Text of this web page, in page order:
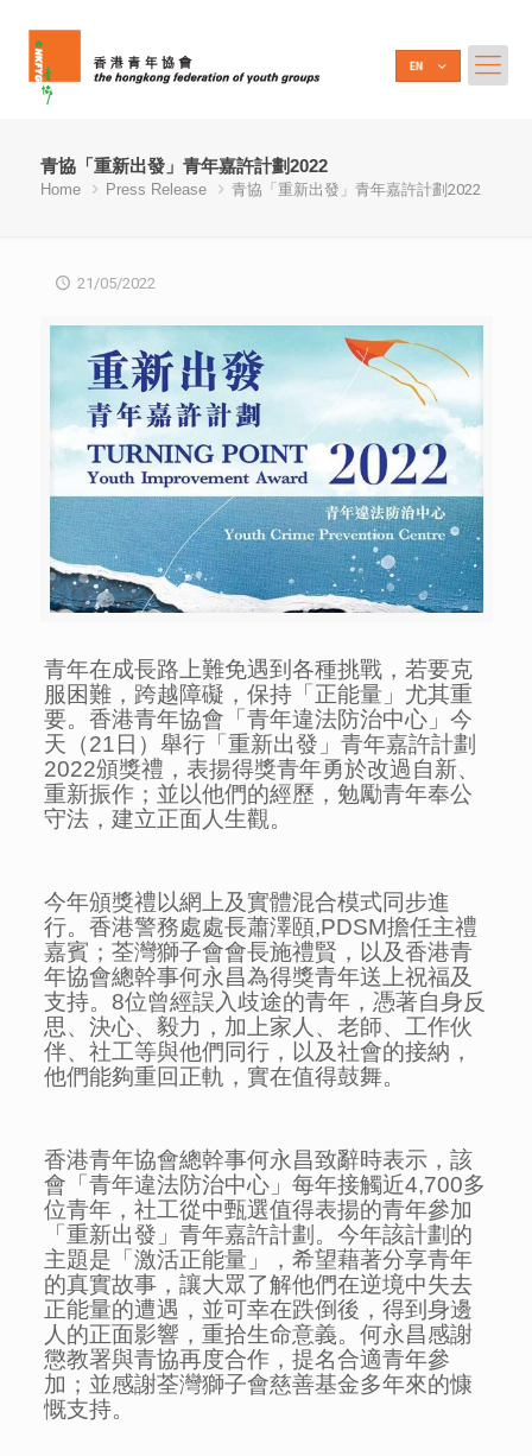
青協「重新出發」青年嘉許計劃2022
Home Press Release 青協「重新出發」青年嘉許計劃2022
21/05/2022
青年在成長路上難免遇到各種挑戰，若要克
服困難，跨越障礙，保持「正能量」尤其重
要。香港青年協會「青年違法防治中心」今
天（21日）舉行「重新出發」青年嘉許計劃
2022頒獎禮，表揚得獎青年勇於改過自新、
重新振作；並以他們的經歷，勉勵青年奉公
守法，建立正面人生觀。
今年頒獎禮以網上及實體混合模式同步進
行。香港警務處處長蕭澤頤,PDSM擔任主禮
嘉賓；荃灣獅子會會長施禮賢，以及香港青
年協會總幹事何永昌為得獎青年送上祝福及
支持。8位曾經誤入歧途的青年，憑著自身反
思、決心、毅力，加上家人、老師、工作伙
伴、社工等與他們同行，以及社會的接納，
他們能夠重回正軌，實在值得鼓舞。
香港青年協會總幹事何永昌致辭時表示，該
會「青年違法防治中心」每年接觸近4,700多
位青年，社工從中甄選值得表揚的青年參加
「重新出發」青年嘉許計劃。今年該計劃的
主題是「激活正能量」，希望藉著分享青年
的真實故事，讓大眾了解他們在逆境中失去
正能量的遭遇，並可幸在跌倒後，得到身邊
人的正面影響，重拾生命意義。何永昌感謝
懲教署與青協再度合作，提名合適青年參
加；並感謝荃灣獅子會慈善基金多年來的慷
慨支持。